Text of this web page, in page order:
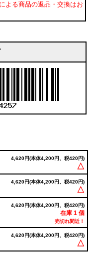
よる商品の返品・交換はお
4,620円(本体4,200円、税420円)
△
4,620円(本体4,200円、税420円)
△
4,620円(本体4,200円、税420円)
在庫 1 個
売切れ間近！
4,620円(本体4,200円、税420円)
△